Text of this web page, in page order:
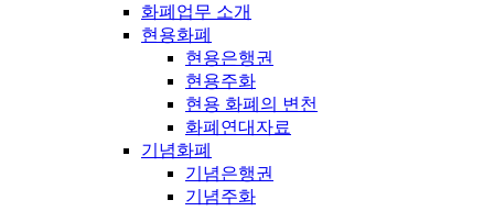
화폐업무 소개
현용화폐
현용은행권
현용주화
현용 화폐의 변천
화폐연대자료
기념화폐
기념은행권
기념주화